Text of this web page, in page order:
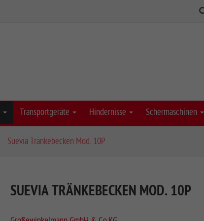
Transportgeräte Hindernisse Schermaschinen
Suevia Tränkebecken Mod. 10P
SUEVIA TRÄNKEBECKEN MOD. 10P